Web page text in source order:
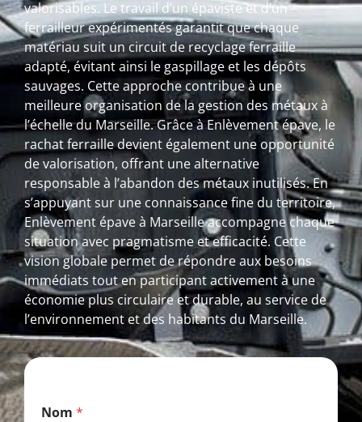
valorisables. Le travail d’un épaviste et d’un
ferrailleur expérimentés garantit que chaque
matériau suit un circuit de recyclage ferraille
adapté, évitant ainsi le gaspillage et les dépôts
sauvages. Cette approche contribue à une
meilleure organisation de la gestion des métaux à
l’échelle du Marseille. Grâce à Enlèvement épave, le
rachat ferraille devient également une opportunité
de valorisation, offrant une alternative
responsable à l’abandon des métaux inutilisés. En
s’appuyant sur une connaissance fine du territoire,
Enlèvement épave à Marseille accompagne chaque
situation avec pragmatisme et efficacité. Cette
vision globale permet de répondre aux besoins
immédiats tout en participant activement à une
économie plus circulaire et durable, au service de
l’environnement et des habitants du Marseille.
Nom *
*